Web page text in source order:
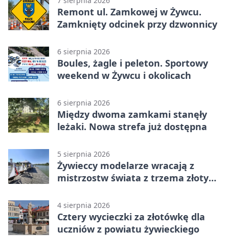
Remont ul. Zamkowej w Żywcu.
Zamknięty odcinek przy dzwonnicy
6 sierpnia 2026
Boules, żagle i peleton. Sportowy
weekend w Żywcu i okolicach
6 sierpnia 2026
Między dwoma zamkami stanęły
leżaki. Nowa strefa już dostępna
5 sierpnia 2026
Żywieccy modelarze wracają z
mistrzostw świata z trzema złotymi
4 sierpnia 2026
Cztery wycieczki za złotówkę dla
uczniów z powiatu żywieckiego